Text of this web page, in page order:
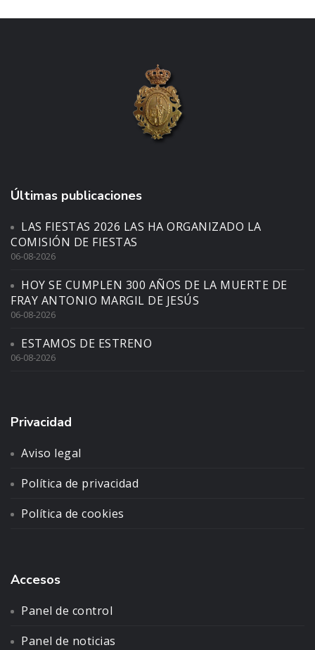
Últimas publicaciones
LAS FIESTAS 2026 LAS HA ORGANIZADO LA
COMISIÓN DE FIESTAS
06-08-2026
HOY SE CUMPLEN 300 AÑOS DE LA MUERTE DE
FRAY ANTONIO MARGIL DE JESÚS
06-08-2026
ESTAMOS DE ESTRENO
06-08-2026
Privacidad
Aviso legal
Política de privacidad
Política de cookies
Accesos
Panel de control
Panel de noticias